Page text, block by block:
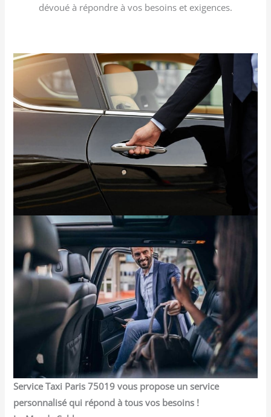
dévoué à répondre à vos besoins et exigences.
Service Taxi Paris 75019 vous propose un service
personnalisé qui répond à tous vos besoins !